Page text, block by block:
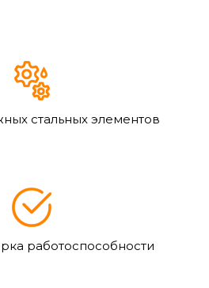
стальных элементов
работоспособности